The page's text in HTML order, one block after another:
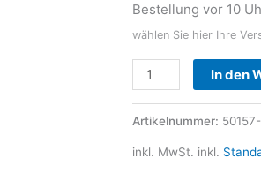
Bestellung vor 10
wählen Sie hier Ihre
In den
Artikelnummer:
inkl. MwSt. inkl.